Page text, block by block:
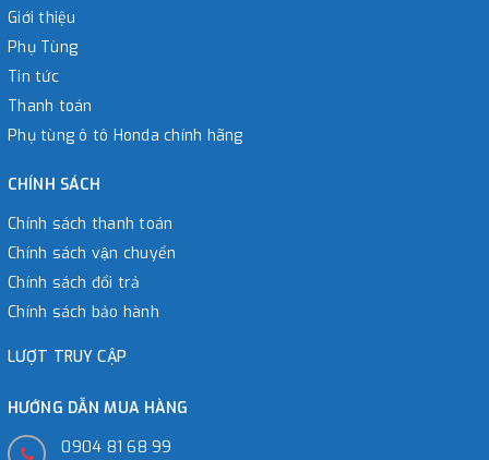
Giới thiệu
Phụ Tùng
Tin tức
Thanh toán
Phụ tùng ô tô Honda chính hãng
CHÍNH SÁCH
Chính sách thanh toán
Chính sách vận chuyển
Chính sách đổi trả
Chính sách bảo hành
LƯỢT TRUY CẬP
HƯỚNG DẪN MUA HÀNG
0904 81 68 99